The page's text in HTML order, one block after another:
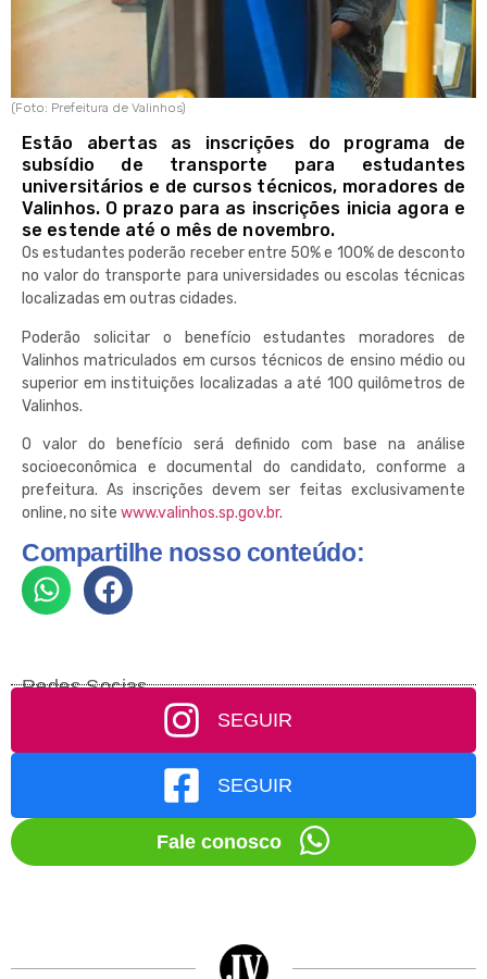
(Foto: Prefeitura de Valinhos)
Estão abertas as inscrições do programa de
subsídio de transporte para estudantes
universitários e de cursos técnicos, moradores de
Valinhos. O prazo para as inscrições inicia agora e
se estende até o mês de novembro.
Os estudantes poderão receber entre 50% e 100% de desconto
no valor do transporte para universidades ou escolas técnicas
localizadas em outras cidades.
Poderão solicitar o benefício estudantes moradores de
Valinhos matriculados em cursos técnicos de ensino médio ou
superior em instituições localizadas a até 100 quilômetros de
Valinhos.
O valor do benefício será definido com base na análise
socioeconômica e documental do candidato, conforme a
prefeitura. As inscrições devem ser feitas exclusivamente
online, no site www.valinhos.sp.gov.br.
Compartilhe nosso conteúdo:
Redes Socias
SEGUIR
SEGUIR
Fale conosco